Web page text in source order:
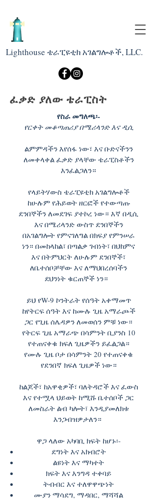
Lighthouse ቴራፒዩቲክ አገልግሎቶች, LLC.
ፈቃድ ያለው ቴራፒስት
የስራ መግለጫ፡-
የርቀት መቆጣጠሪያ በሜሪላንድ እና ዲሲ
ልምምዳችን እየሰፋ ነው፣ እና ቡድናችንን
ለመቀላቀል ፈቃድ ያላቸው ቴራፒስቶችን
እንፈልጋለን።
የላይትሃውስ ቴራፒዩቲክ አገልግሎቶች
ከሁሉም የሕይወት ዘርፎች የተውጣጡ
ደንበኞችን ለመደገፍ ያተኮረ ነው። እኛ በዲሲ
እና በሜሪላንድ ውስጥ ደንበኞችን
በአገልግሎት የምናገለግል በክፍያ የምንሠራ
ነን። በመከላከል፣ በጣልቃ ገብነት፣ በህክምና
እና በትምህርት ለሁሉም ደንበኞች፣
ለቤተሰቦቻቸው እና ለማህበረሰባችን
ደህንነት ቁርጠኞች ነን።
ይህ የW-9 ኮንትራት የሰዓት አቀማመጥ
ከየትርፍ ሰዓት እና ከሙሉ ጊዜ አማራጮች
ጋር የጊዜ ሰሌዳዎን ለመወሰን ምቹ ነው።
የትርፍ ጊዜ አማራጭ በሳምንት ቢያንስ 10
የተጠናቀቁ ክፍለ ጊዜዎችን ይፈልጋል።
የሙሉ ጊዜ ቦታ በሳምንት 20 የተጠናቀቁ
የደንበኛ ክፍለ ጊዜዎች ነው።
ከልጆች፣ ከአዋቂዎች፣ ባለትዳሮች እና ፈውስ
እና የተሟላ ህይወት ከሚሹ ቤተሰቦች ጋር
ለመስራት ልብ ካሎት፣ እንዲያመለክቱ
እንጋብዝዎታለን።
ዋጋ ላለው አካባቢ ክፍት ከሆኑ፡-
ደግነት እና አክብሮት
ልዩነት እና ማካተት
ክፍት እና እንግዳ ተቀባይ
ትብብር እና ተለዋዋጭነት
ሙያን ማሳደግ, ማዳበር, ማሻሻል